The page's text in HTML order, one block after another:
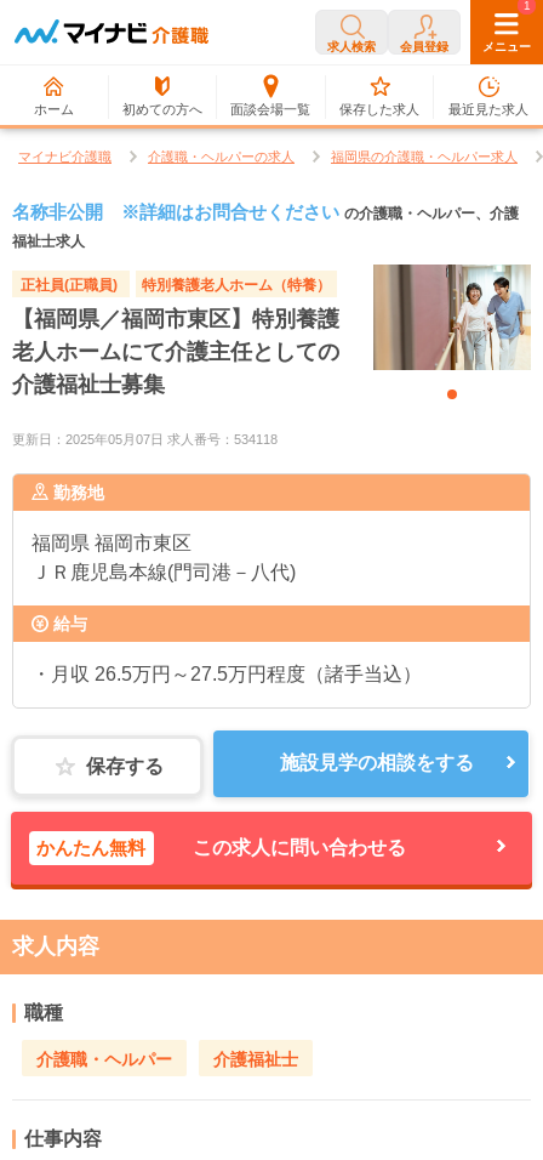
求人検索 会員登録 メニュー
ホーム 初めての方へ 面談会場一覧
0
保存した求人
1
最近見た求人
マイナビ介護職 介護職・ヘルパーの求人 福岡県の介護職・ヘルパー求人
名称非公開 ※詳細はお問合せください の介護職・ヘルパー、介護
福祉士求人
正社員(正職員) 特別養護老人ホーム（特養）
【福岡県／福岡市東区】特別養護
老人ホームにて介護主任としての
介護福祉士募集
更新日：2025年05月07日 求人番号：534118
勤務地
福岡県 福岡市東区
ＪＲ鹿児島本線(門司港－八代)
給与
・月収 26.5万円～27.5万円程度（諸手当込）
保存する 施設見学の相談をする
かんたん無料 この求人に問い合わせる
求人内容
職種
介護職・ヘルパー 介護福祉士
仕事内容